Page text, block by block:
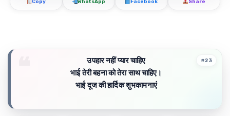
Copy WhatsApp Facebook Share
उपहार नहीं प्यार चाहिए
भाई तेरी बहना को तेरा साथ चाहिए।
भाई दूज की हार्दिक शुभकामनाएं
#23